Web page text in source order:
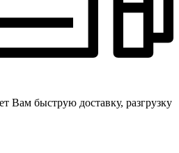
Вам быструю доставку, разгрузку